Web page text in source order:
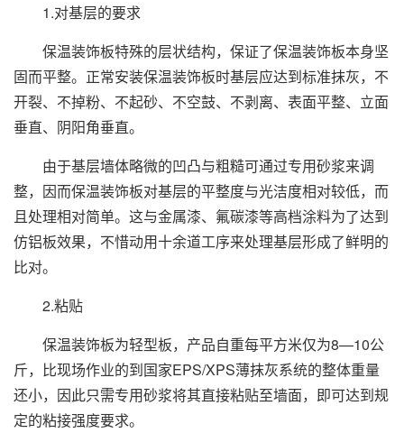
1.对基层的要求
保温装饰板特殊的层状结构，保证了保温装饰板本身坚
固而平整。正常安装保温装饰板时基层应达到标准抹灰，不
开裂、不掉粉、不起砂、不空鼓、不剥离、表面平整、立面
垂直、阴阳角垂直。
由于基层墙体略微的凹凸与粗糙可通过专用砂浆来调
整，因而保温装饰板对基层的平整度与光洁度相对较低，而
且处理相对简单。这与金属漆、氟碳漆等高档涂料为了达到
仿铝板效果，不惜动用十余道工序来处理基层形成了鲜明的
比对。
2.粘贴
保温装饰板为轻型板，产品自重每平方米仅为8—10公
斤，比现场作业的到国家EPS/XPS薄抹灰系统的整体重量
还小，因此只需专用砂浆将其直接粘贴至墙面，即可达到规
定的粘接强度要求。